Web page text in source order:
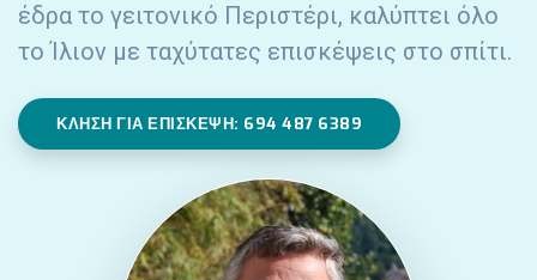
έδρα το γειτονικό Περιστέρι, καλύπτει όλο
τοΊλιον με ταχύτατες επισκέψεις στο σπίτι.
ΚΛΉΣΗ ΓΙΑ ΕΠΊΣΚΕΨΗ: 694 487 6389